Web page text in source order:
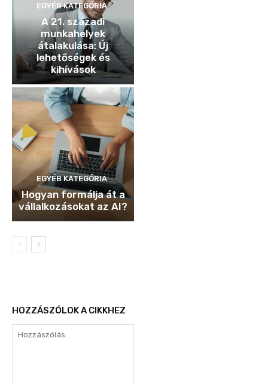
EGYÉB KATEGÓRIA
A 21. századi
munkahelyek
átalakulása: Új
lehetőségek és
kihívások
EGYÉB KATEGÓRIA
Hogyan formálja át a
vállalkozásokat az AI?
HOZZÁSZÓLOK A CIKKHEZ